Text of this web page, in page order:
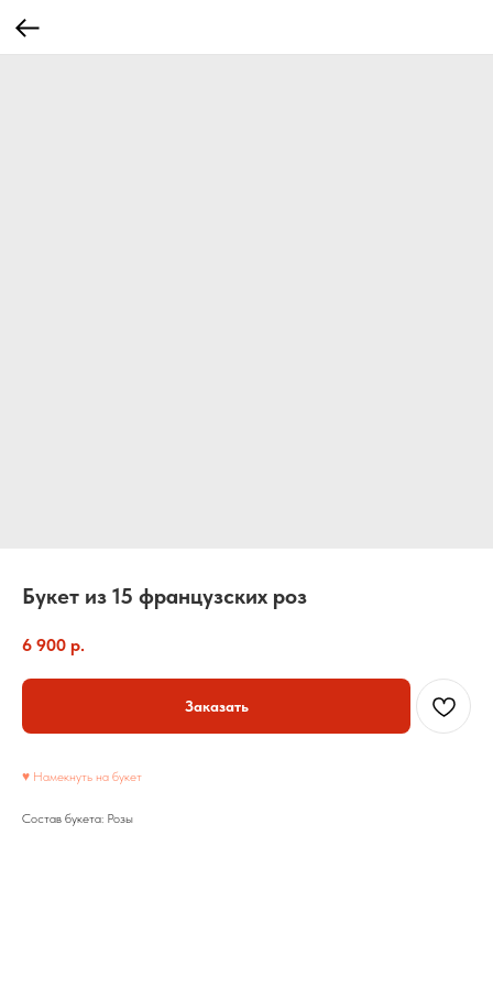
Букет из 15 французских роз
6 900 р.
Заказать
♥ Намекнуть на букет
Состав букета: Розы